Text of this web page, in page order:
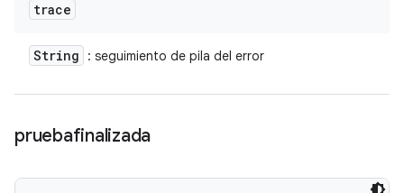
trace
String : seguimiento de pila del error
pruebafinalizada